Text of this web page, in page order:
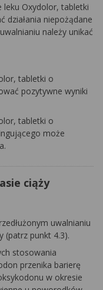
leku Oxydolor, tabletki
działania niepożądane
należy unikać
tabletki o
pozytywne wyniki
tabletki o
może
ciąży
uwalnianiu
(patrz punkt 4.3).
stosowania
przenika barierę
w okresie